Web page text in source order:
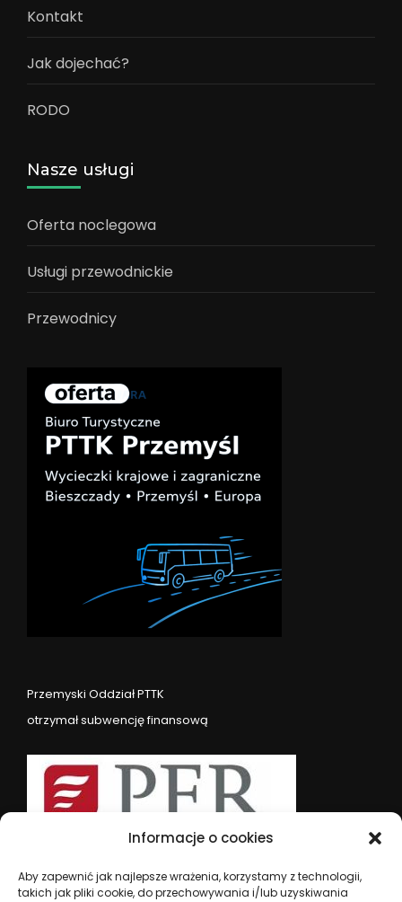
Informacje o cookies
Aby zapewnić jak najlepsze wrażenia, korzystamy z technologii,
takich jak pliki cookie, do przechowywania i/lub uzyskiwania
Kontakt
Jak dojechać?
RODO
Nasze usługi
Oferta noclegowa
Usługi przewodnickie
Przewodnicy
Przemyski Oddział PTTK
otrzymał subwencję finansową